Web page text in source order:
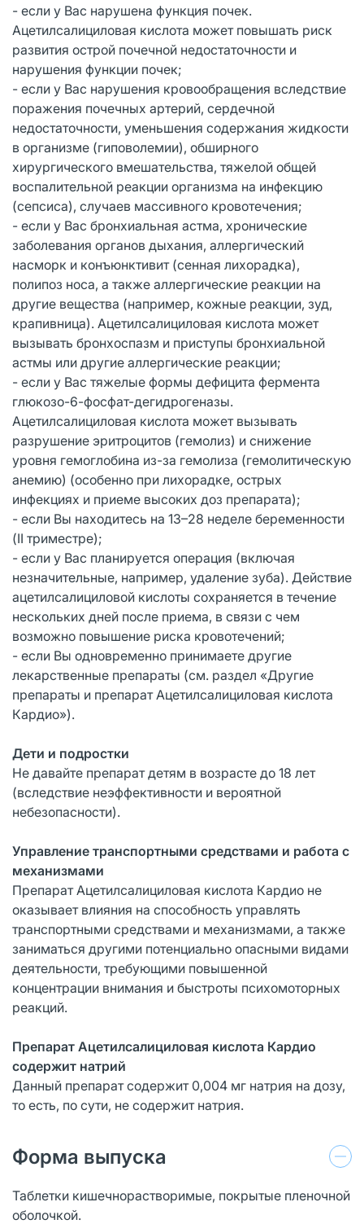
- если у Вас нарушена функция почек.
Ацетилсалициловая кислота может повышать риск
развития острой почечной недостаточности и
нарушения функции почек;
- если у Вас нарушения кровообращения вследствие
поражения почечных артерий, сердечной
недостаточности, уменьшения содержания жидкости
в организме (гиповолемии), обширного
хирургического вмешательства, тяжелой общей
воспалительной реакции организма на инфекцию
(сепсиса), случаев массивного кровотечения;
- если у Вас бронхиальная астма, хронические
заболевания органов дыхания, аллергический
насморк и конъюнктивит (сенная лихорадка),
полипоз носа, а также аллергические реакции на
другие вещества (например, кожные реакции, зуд,
крапивница). Ацетилсалициловая кислота может
вызывать бронхоспазм и приступы бронхиальной
астмы или другие аллергические реакции;
- если у Вас тяжелые формы дефицита фермента
глюкозо-6-фосфат-дегидрогеназы.
Ацетилсалициловая кислота может вызывать
разрушение эритроцитов (гемолиз) и снижение
уровня гемоглобина из-за гемолиза (гемолитическую
анемию) (особенно при лихорадке, острых
инфекциях и приеме высоких доз препарата);
- если Вы находитесь на 13–28 неделе беременности
(II триместре);
- если у Вас планируется операция (включая
незначительные, например, удаление зуба). Действие
ацетилсалициловой кислоты сохраняется в течение
нескольких дней после приема, в связи с чем
возможно повышение риска кровотечений;
- если Вы одновременно принимаете другие
лекарственные препараты (см. раздел «Другие
препараты и препарат Ацетилсалициловая кислота
Кардио»).
Дети и подростки
Не давайте препарат детям в возрасте до 18 лет
(вследствие неэффективности и вероятной
небезопасности).
Управление транспортными средствами и работа с
механизмами
Препарат Ацетилсалициловая кислота Кардио не
оказывает влияния на способность управлять
транспортными средствами и механизмами, а также
заниматься другими потенциально опасными видами
деятельности, требующими повышенной
концентрации внимания и быстроты психомоторных
реакций.
Препарат Ацетилсалициловая кислота Кардио
содержит натрий
Данный препарат содержит 0,004 мг натрия на дозу,
то есть, по сути, не содержит натрия.
Форма выпуска
Таблетки кишечнорастворимые, покрытые пленочной
оболочкой.